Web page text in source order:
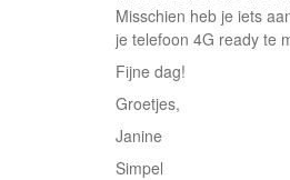
Misschien heb je iets
je telefoon 4G ready te
Fijne dag!
Groetjes,
Janine
Simpel